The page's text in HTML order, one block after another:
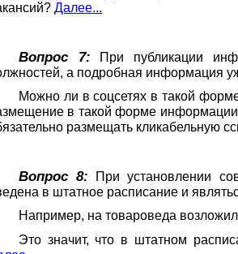
Далее...
Вопрос 7: При публикации
а подробная информация
Можно ли в соцсетях в такой
в такой форме информации
размещать кликабельную
Вопрос 8: При установлении
в штатное расписание и
Например, на товароведа
Это значит, что в штатном